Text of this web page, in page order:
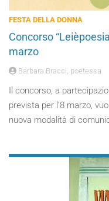
FESTA DELLA DONNA
Concorso
marzo
Barbara Bracci, poetessa
Il concorso, a
prevista per l’8 marzo,
nuova modalità di